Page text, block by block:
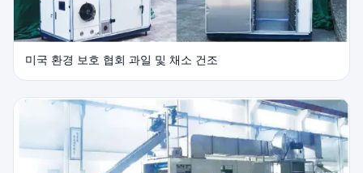
미국 환경 보호 협회 과일 및 채소 건조